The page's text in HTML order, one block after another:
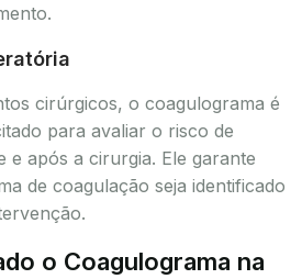
cirúrgicos, o coagulograma é
para avaliar o risco de
e após a cirurgia. Ele garante
de coagulação seja identificado
o Coagulograma na